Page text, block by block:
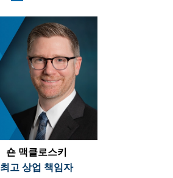
숀 맥클로스키
최고 상업 책임자